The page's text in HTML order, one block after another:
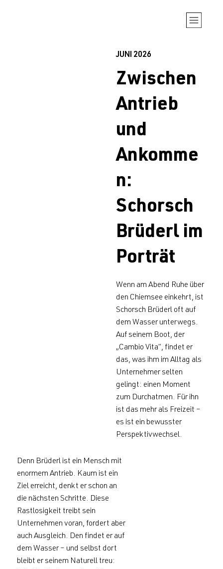
JUNI 2026
Zwischen
Antrieb
und
Ankomme
n:
Schorsch
Brüderl im
Porträt
Wenn am Abend Ruhe über
den Chiemsee einkehrt, ist
Schorsch Brüderl oft auf
dem Wasser unterwegs.
Auf seinem Boot, der
„Cambio Vita“, findet er
das, was ihm im Alltag als
Unternehmer selten
gelingt: einen Moment
zum Durchatmen. Für ihn
ist das mehr als Freizeit –
es ist ein bewusster
Perspektivwechsel.
Denn Brüderl ist ein Mensch mit
enormem Antrieb. Kaum ist ein
Ziel erreicht, denkt er schon an
die nächsten Schritte. Diese
Rastlosigkeit treibt sein
Unternehmen voran, fordert aber
auch Ausgleich. Den findet er auf
dem Wasser – und selbst dort
bleibt er seinem Naturell treu: